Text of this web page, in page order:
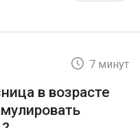
7 минут
в возрасте